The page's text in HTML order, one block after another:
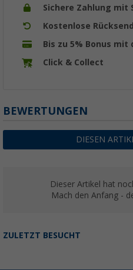
Sichere Zahlung mit
Kostenlose
Bis zu 5% Bonus
Click & Collect
BEWERTUNGEN
DIESEN
Dieser Artikel hat
Mach den Anfang -
ZULETZT BESUCHT